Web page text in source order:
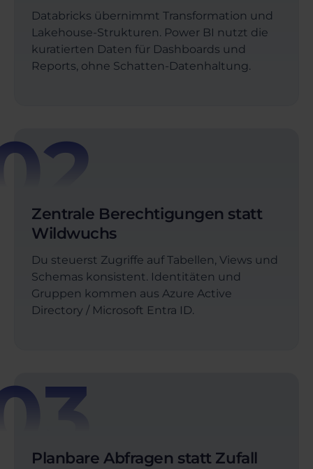
Databricks übernimmt Transformation und
Lakehouse-Strukturen. Power BI nutzt die
kuratierten Daten für Dashboards und
Reports, ohne Schatten-Datenhaltung.
Zentrale Berechtigungen statt
Wildwuchs
Du steuerst Zugriffe auf Tabellen, Views und
Schemas konsistent. Identitäten und
Gruppen kommen aus Azure Active
Directory / Microsoft Entra ID.
Planbare Abfragen statt Zufall